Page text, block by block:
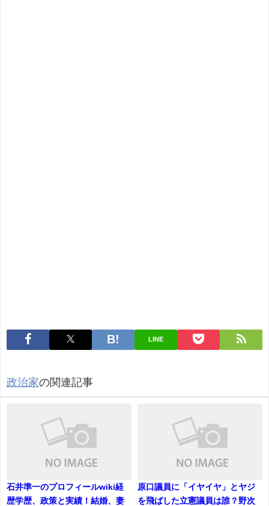
LINE
政治家の関連記事
石井準一のプロフィールwiki経
歴学歴、政策と実績！結婚、妻
原口議員に「イヤイヤ」とヤジ
を飛ばした立憲議員は誰？野次